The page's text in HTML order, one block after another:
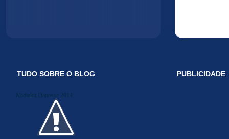
TUDO SOBRE O BLOG
Midiakit Danosse 2014
PUBLICIDADE